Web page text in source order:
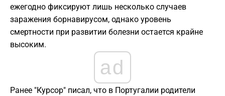
ежегодно фиксируют лишь несколько случаев
заражения борнавирусом, однако уровень
смертности при развитии болезни остается крайне
высоким.
ad
Ранее "Курсор" писал, что в Португалии родители